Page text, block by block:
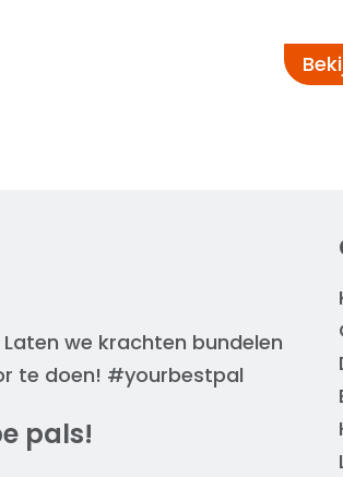
we krachten bundelen
te doen! #yourbestpal
pals!